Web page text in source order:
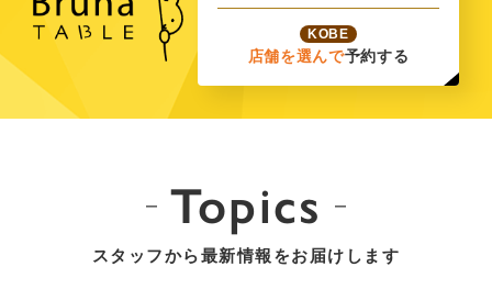
KOBE
店舗を選んで予約する
Topics
スタッフから最新情報をお届けします